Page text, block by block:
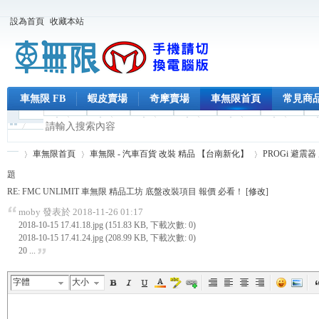
設為首頁 收藏本站
車無限 FB 蝦皮賣場 奇摩賣場 車無限首頁 常見商
車 ›
車無限首頁
›
車無限 - 汽車百貨 改裝 精品 【台南新化】 PROGi 避震器
題
RE: FMC UNLIMIT 車無限 精品工坊 底盤改裝項目 報價 必看！ [修改]
moby 發表於 2018-11-26 01:17
2018-10-15 17.41.18.jpg (151.83 KB, 下載次數: 0)
2018-10-15 17.41.24.jpg (208.99 KB, 下載次數: 0)
20 ...
字體 大小